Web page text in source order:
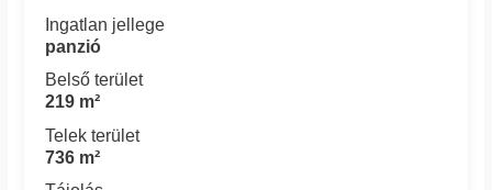
Ingatlan jellege
panzió
Belső terület
219 m²
Telek terület
736 m²